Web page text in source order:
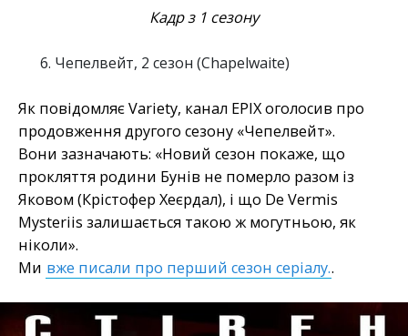
Кадр з 1 сезону
Чепелвейт, 2 сезон (Chapelwaite)
Як повідомляє Variety, канал EPIX оголосив про
продовження другого сезону «Чепелвейт».
Вони зазначають: «Новий сезон покаже, що
прокляття родини Бунів не померло разом із
Яковом (Крістофер Хеєрдал), і що De Vermis
Mysteriis залишається такою ж могутньою, як
ніколи».
Ми вже писали про перший сезон серіалу..